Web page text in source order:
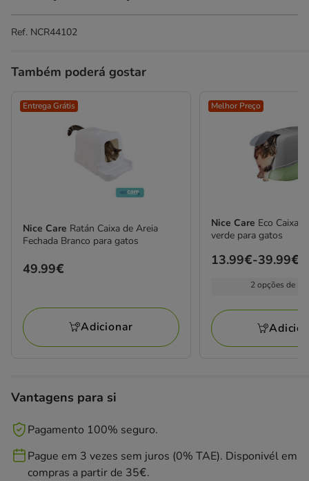
Ref. NCR44102
Também poderá gostar
Entrega Grátis
Nice Care Ratán Caixa de Areia
Fechada Branco para gatos
Preço
49.99€
Adicionar
Melhor Preço
Nice Care Eco Caixa
verde para gatos
Preço
39.99€
13.99€-39.99€
2 opções de
Vantagens para si
Pagamento 100% seguro.
Pague em 3 vezes sem juros (0% TAE). Disponivél em
compras a partir de 35€.